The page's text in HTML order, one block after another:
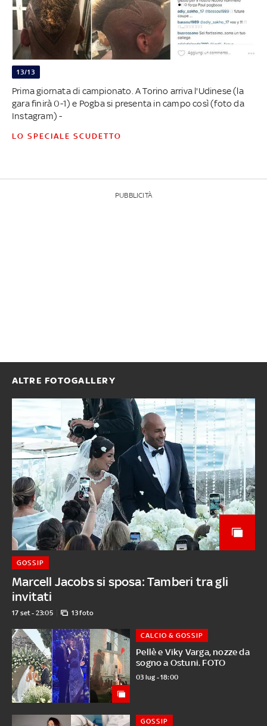
13/13
Prima giornata di campionato. A Torino arriva l'Udinese (la
gara finirà 0-1) e Pogba si presenta in campo così (foto da
Instagram) -
LO SPECIALE SCUDETTO
PUBBLICITÀ
ALTRE FOTOGALLERY
Marcell Jacobs si sposa: Tamberi tra gli
invitati
GOSSIP
17 set - 23:05 13 foto
Pellè e Viky Varga, nozze da
sogno a Ostuni. FOTO
CALCIO & GOSSIP
03 lug - 18:00
GOSSIP